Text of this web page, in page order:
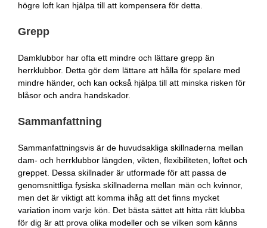
högre loft kan hjälpa till att kompensera för detta.
Grepp
Damklubbor har ofta ett mindre och lättare grepp än
herrklubbor. Detta gör dem lättare att hålla för spelare med
mindre händer, och kan också hjälpa till att minska risken för
blåsor och andra handskador.
Sammanfattning
Sammanfattningsvis är de huvudsakliga skillnaderna mellan
dam- och herrklubbor längden, vikten, flexibiliteten, loftet och
greppet. Dessa skillnader är utformade för att passa de
genomsnittliga fysiska skillnaderna mellan män och kvinnor,
men det är viktigt att komma ihåg att det finns mycket
variation inom varje kön. Det bästa sättet att hitta rätt klubba
för dig är att prova olika modeller och se vilken som känns